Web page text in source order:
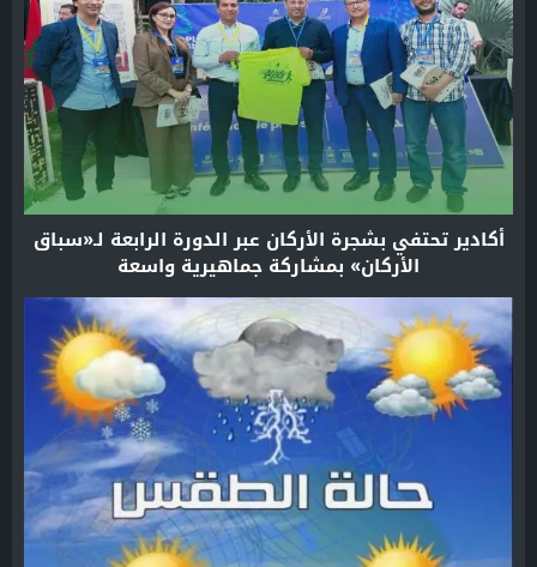
أكادير تحتفي بشجرة الأركان عبر الدورة الرابعة لـ«سباق
الأركان» بمشاركة جماهيرية واسعة